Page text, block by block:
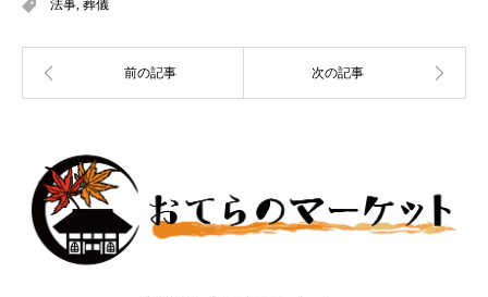
法事, 葬儀